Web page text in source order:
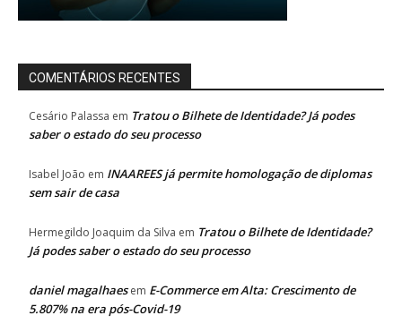
COMENTÁRIOS RECENTES
Cesário Palassa em Tratou o Bilhete de Identidade? Já podes
saber o estado do seu processo
Isabel João em INAAREES já permite homologação de diplomas
sem sair de casa
Hermegildo Joaquim da Silva em Tratou o Bilhete de Identidade?
Já podes saber o estado do seu processo
daniel magalhaesem E-Commerce em Alta: Crescimento de
5.807% na era pós-Covid-19